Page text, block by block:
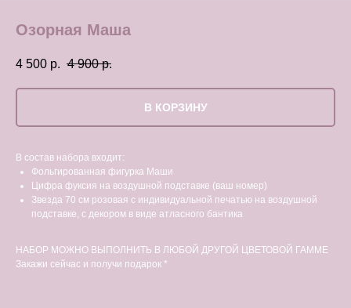
Озорная Маша
4 500 р. 4 900 р.
В КОРЗИНУ
В состав набора входит:
Фольгированная фигурка Маши
Цифра фуксия на воздушной подставке (ваш номер)
Звезда 70 см розовая с индивидуальной печатью на воздушной
подставке, с декором в виде атласного бантика
НАБОР МОЖНО ВЫПОЛНИТЬ В ЛЮБОЙ ДРУГОЙ ЦВЕТОВОЙ ГАММЕ
Закажи сейчас и получи подарок *